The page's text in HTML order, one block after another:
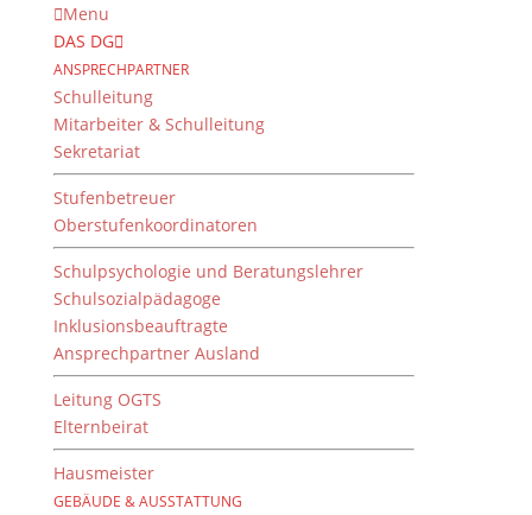
Menu
DAS DG
ANSPRECHPARTNER
Schulleitung
Mitarbeiter & Schulleitung
Sekretariat
Stufenbetreuer
Oberstufenkoordinatoren
Schulpsychologie und Beratungslehrer
Schulsozialpädagoge
Inklusionsbeauftragte
Ansprechpartner Ausland
Leitung OGTS
Elternbeirat
Hausmeister
GEBÄUDE & AUSSTATTUNG
Playmobil und Basketball
27. September 2020
Fremdsprachenwettbewerb 2020